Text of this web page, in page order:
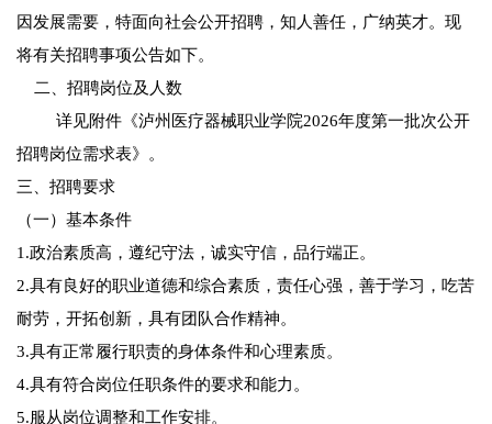
因发展需要，特面向社会公开招聘，知人善任，广纳英才。现
将有关招聘事项公告如下。
二、招聘岗位及人数
详见附件《泸州医疗器械职业学院2026年度第一批次公开
招聘岗位需求表》。
三、招聘要求
（一）基本条件
1.政治素质高，遵纪守法，诚实守信，品行端正。
2.具有良好的职业道德和综合素质，责任心强，善于学习，吃苦
耐劳，开拓创新，具有团队合作精神。
3.具有正常履行职责的身体条件和心理素质。
4.具有符合岗位任职条件的要求和能力。
5.服从岗位调整和工作安排。